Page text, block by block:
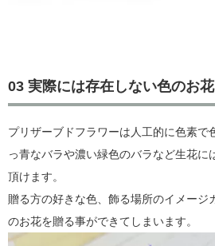
03 実際には存在しない色のお
プリザーブドフラワーは人工的に色素で
っ青なバラや濃い緑色のバラなど生花に
頂けます。
贈る方の好きな色、飾る場所のイメージ
のお花を贈る事ができてしまいます。